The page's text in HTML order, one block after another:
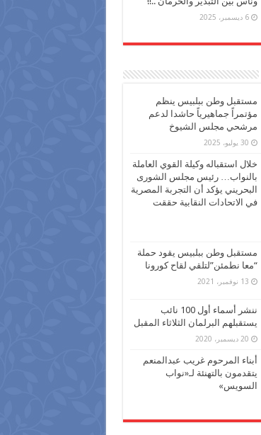
6 ديسمبر، 2025
مستقبل وطن ببلبيس ينظم
مؤتمراً جماهيرياً حاشدا لدعم
مرشحي مجلس الشيوخ
30 يوليو، 2025
خلال استقباله وكيلة القوي العاملة
بالنواب… رئيس مجلس الشورى
البحريني يؤكد أن التجربة المصرية
في الاتحادات النقابية حققت
مستقبل وطن ببلبيس يقود حملة
“معا نطمئن”لتلقي لقاح كورونا
13 نوفمبر، 2021
ننشر أسماء أول 100 نائب
يستقبلهم البرلمان الثلاثاء المقبل
20 ديسمبر، 2020
أبناء المرحوم غريب عبدالمنعم
يتقدمون بالتهنئة لـ«نواب
السويس»